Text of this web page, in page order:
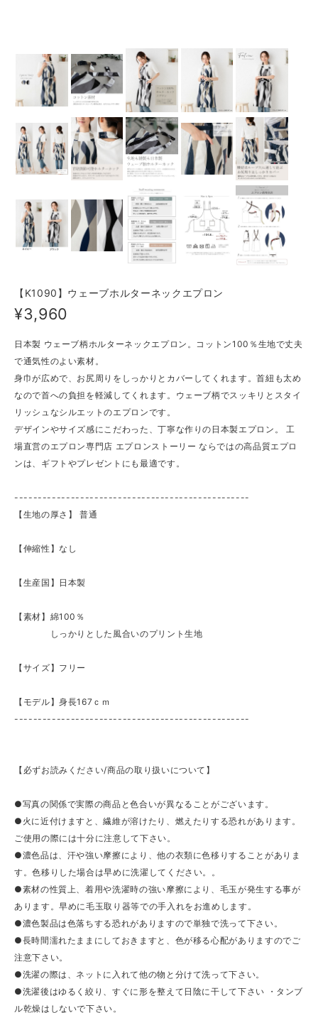
【K1090】ウェーブホルターネックエプロン
¥3,960
日本製 ウェーブ柄ホルターネックエプロン。コットン100％生地で丈夫
で通気性のよい素材。
身巾が広めで、お尻周りをしっかりとカバーしてくれます。首紐も太め
なので首への負担を軽減してくれます。ウェーブ柄でスッキリとスタイ
リッシュなシルエットのエプロンです。
デザインやサイズ感にこだわった、丁寧な作りの日本製エプロン。 工
場直営のエプロン専門店 エプロンストーリー ならではの高品質エプロ
ンは、ギフトやプレゼントにも最適です。
--------------------------------------------------
【生地の厚さ】 ​普通
【伸縮性】なし
【生産国】日本製
【素材】綿100％
しっかりとした風合いのプリント生地
【サイズ】フリー
【モデル】身長167ｃｍ
--------------------------------------------------
【必ずお読みください/商品の取り扱いについて】
●写真の関係で実際の商品と色合いが異なることがございます。
●火に近付けますと、繊維が溶けたり、燃えたりする恐れがあります。
ご使用の際には十分に注意して下さい。
●濃色品は、汗や強い摩擦により、他の衣類に色移りすることがありま
す。色移りした場合は早めに洗濯してください。。
●素材の性質上、着用や洗濯時の強い摩擦により、毛玉が発生する事が
あります。早めに毛玉取り器等での手入れをお進めします。
●濃色製品は色落ちする恐れがありますので単独で洗って下さい。
●長時間濡れたままにしておきますと、色が移る心配がありますのでご
注意下さい。
●洗濯の際は、ネットに入れて他の物と分けて洗って下さい。
●洗濯後はゆるく絞り、すぐに形を整えて日陰に干して下さい ・タンブ
ル乾燥はしないで下さい。